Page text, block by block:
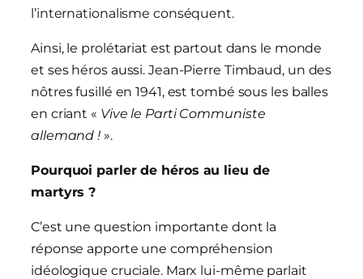
l’internationalisme conséquent.
Ainsi, le prolétariat est partout dans le monde
et ses héros aussi. Jean-Pierre Timbaud, un des
nôtres fusillé en 1941, est tombé sous les balles
en criant « Vive le Parti Communiste
allemand ! ».
Pourquoi parler de héros au lieu de
martyrs ?
C’est une question importante dont la
réponse apporte une compréhension
idéologique cruciale. Marx lui-même parlait